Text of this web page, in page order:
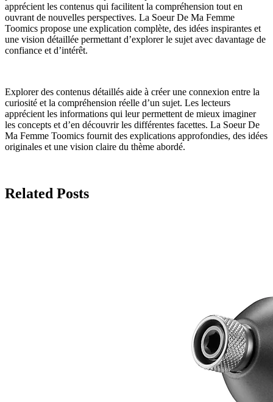
apprécient les contenus qui facilitent la compréhension tout en
ouvrant de nouvelles perspectives. La Soeur De Ma Femme
Toomics propose une explication complète, des idées inspirantes et
une vision détaillée permettant d’explorer le sujet avec davantage de
confiance et d’intérêt.
Explorer des contenus détaillés aide à créer une connexion entre la
curiosité et la compréhension réelle d’un sujet. Les lecteurs
apprécient les informations qui leur permettent de mieux imaginer
les concepts et d’en découvrir les différentes facettes. La Soeur De
Ma Femme Toomics fournit des explications approfondies, des idées
originales et une vision claire du thème abordé.
Related Posts